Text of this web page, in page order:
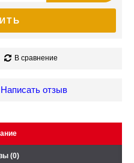
В сравнение
Написать отзыв
(0)